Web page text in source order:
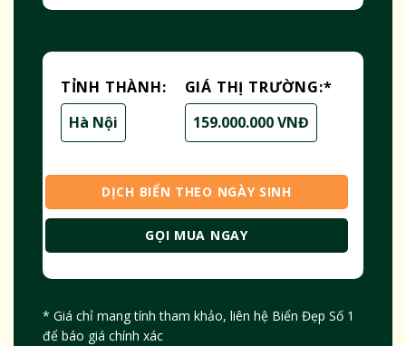
TỈNH THÀNH:
Hà Nội
GIÁ THỊ TRƯỜNG:*
159.000.000 VNĐ
DỊCH BIỂN THEO NGÀY SINH
GỌI MUA NGAY
* Giá chỉ mang tính tham khảo, liên hệ Biển Đẹp Số 1
để báo giá chính xác